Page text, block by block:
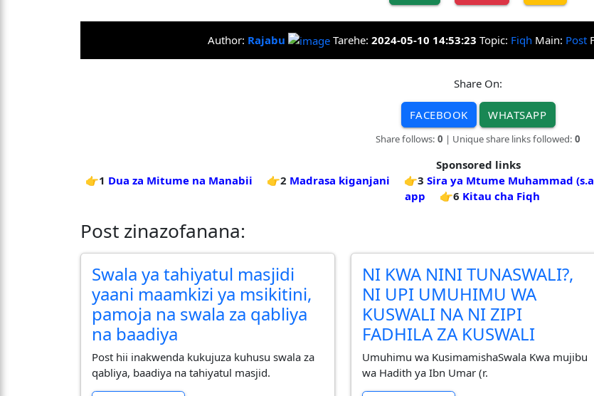
Author: Rajabu Tarehe: 2024-05-10 14:53:23 Topic: Fiqh Main: Post
Share On:
FACEBOOK WHATSAPP
Share follows: 0 | Unique share links followed: 0
Sponsored links
👉1 Dua za Mitume na Manabii 👉2 Madrasa kiganjani 👉3 Sira ya Mtume Muhammad
app
👉6 Kitau cha Fiqh
Post zinazofanana:
Swala ya tahiyatul masjidi
yaani maamkizi ya msikitini,
pamoja na swala za qabliya
na baadiya
Post hii inakwenda kukujuza kuhusu swala za
qabliya, baadiya na tahiyatul masjid.
NI KWA NINI TUNASWALI?,
NI UPI UMUHIMU WA
KUSWALI NA NI ZIPI
FADHILA ZA KUSWALI
Umuhimu wa KusimamishaSwala Kwa mujibu
wa Hadith ya Ibn Umar (r.